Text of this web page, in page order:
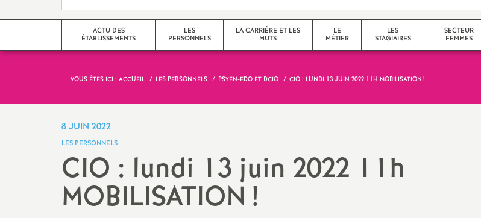
d
i
c
t
N
ACTU DES
ÉTABLISSEMENTS
Seine-Saint-Denis
LES
PERSONNELS
documentalistes
Non-titulaires
LA CARRIÈRE ET LES
MUTS
promotions et évaluation
LE
MÉTIER
contenus
LES
STAGIAIRES
SECTEUR
FEMMES
VOUS ÊTES ICI : ACCUEIL LES PERSONNELS PSYEN-EDO ET DCIO CIO : LUNDI 13 JUIN 2022 11H MOBILISATION !
8 JUIN 2022
LES PERSONNELS
CIO : lundi 13 juin 2022 11h
MOBILISATION !